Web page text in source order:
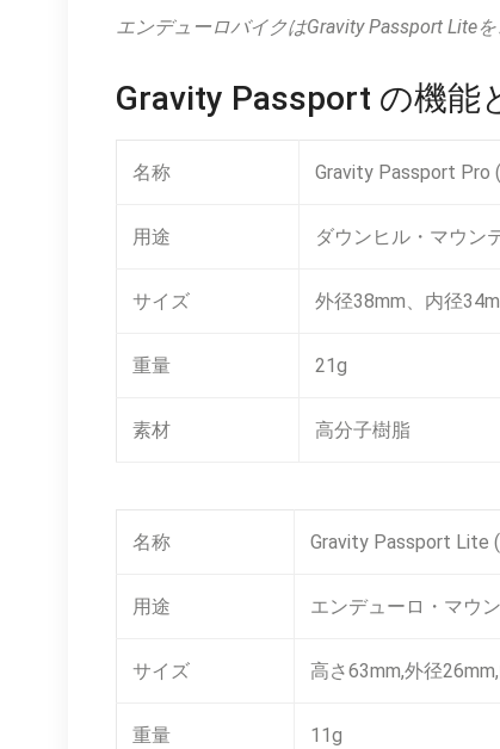
エンデューロバイクはGravity Passport Lite
Gravity Passport の機能
名称 Gravity Passport Pro
用途 ダウンヒル・マウン
サイズ 外径38mm、内径
重量 21g
素材 高分子樹脂
名称 Gravity Passport Lite
用途 エンデューロ・マウ
サイズ 高さ63mm,外径
重量 11g